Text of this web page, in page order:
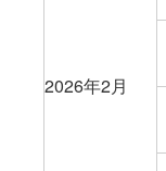
2026年2月